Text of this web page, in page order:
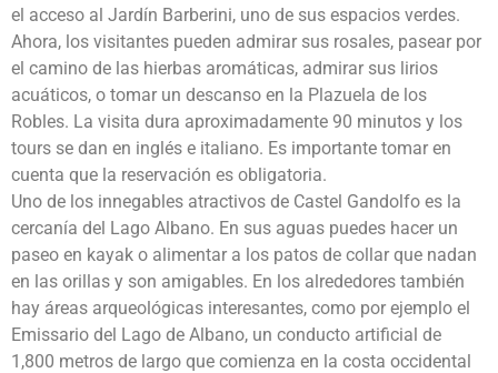
el acceso al Jardín Barberini, uno de sus espacios verdes.
Ahora, los visitantes pueden admirar sus rosales, pasear por
el camino de las hierbas aromáticas, admirar sus lirios
acuáticos, o tomar un descanso en la Plazuela de los
Robles. La visita dura aproximadamente 90 minutos y los
tours se dan en inglés e italiano. Es importante tomar en
cuenta que la reservación es obligatoria.
Uno de los innegables atractivos de Castel Gandolfo es la
cercanía del Lago Albano. En sus aguas puedes hacer un
paseo en kayak o alimentar a los patos de collar que nadan
en las orillas y son amigables. En los alrededores también
hay áreas arqueológicas interesantes, como por ejemplo el
Emissario del Lago de Albano, un conducto artificial de
1,800 metros de largo que comienza en la costa occidental